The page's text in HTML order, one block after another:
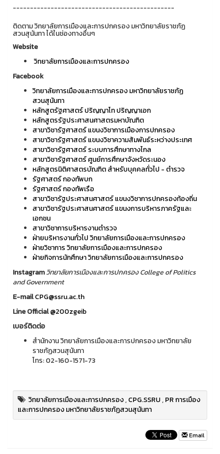
-----------------------------------------------
ติดตาม วิทยาลัยการเมืองและการปกครอง มหาวิทยาลัยราชภัฏ
สวนสุนันทา ได้ในช่องทางอื่นๆ
Website
วิทยาลัยการเมืองและการปกครอง
Facebook
วิทยาลัยการเมืองและการปกครอง มหาวิทยาลัยราชภัฏ
สวนสุนันทา
หลักสูตรัฐศาสตร์ ปริญญาโท ปริญญาเอก
หลักสูตรรัฐประศาสนศาสตรมหาบัณฑิต
สาขาวิชารัฐศาสตร์ แขนงวิชาการเมืองการปกครอง
สาขาวิชารัฐศาสตร์ แขนงวิชาความสัมพันธ์ระหว่างประเทศ
สาขาวิชารัฐศาสตร์ ระบบการศึกษาทางไกล
สาขาวิชารัฐศาสตร์ ศูนย์การศึกษาจังหวัดระนอง
หลักสูตรนิติศาสตรบัณฑิต สำหรับบุคคลทั่วไป - ตำรวจ
รัฐศาสตร์ กองทัพบก
รัฐศาสตร์ กองทัพเรือ
สาขาวิชารัฐประศาสนศาสตร์ แขนงวิชาการปกครองท้องถิ่น
สาขาวิชารัฐประศาสนศาสตร์ แขนงการบริหารภาครัฐและ
เอกชน
สาขาวิชาการบริหารงานตำรวจ
ฝ่ายบริหารงานทั่วไป วิทยาลัยการเมืองและการปกครอง
ฝ่ายวิชาการ วิทยาลัยการเมืองและการปกครอง
ฝ่ายกิจการนักศึกษา วิทยาลัยการเมืองและการปกครอง
Instagramวิทยาลัยการเมืองและการปกครอง College of Politics
and Government
E-mailCPG@ssru.ac.th
Line Official@200zgeib
เบอร์ติดต่อ
สำนักงาน วิทยาลัยการเมืองและการปกครอง มหาวิทยาลัย
ราชภัฏสวนสุนันทา
โทร: 02-160-1571-73
วิทยาลัยการเมืองและการปกครอง,CPG.SSRU,PR การเมือง
และการปกครอง มหาวิทยาลัยราชภัฏสวนสุนันทา
Email